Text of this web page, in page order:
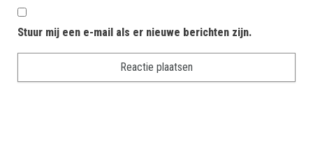
Stuur mij een e-mail als er nieuwe berichten zijn.